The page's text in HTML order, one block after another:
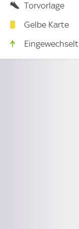
Torvorlage
Gelbe Karte
Eingewechselt